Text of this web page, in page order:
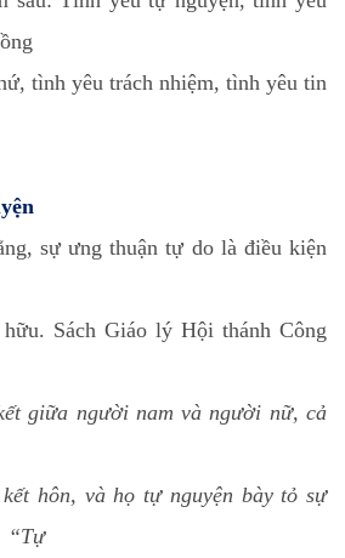
tình yêu trách nhiệm, tình yêu tin
sự ưng thuận tự do là điều kiện
Sách Giáo lý Hội thánh Công
giữa người nam và người nữ, cả
hôn, và họ tự nguyện bày tỏ sự
“Tự